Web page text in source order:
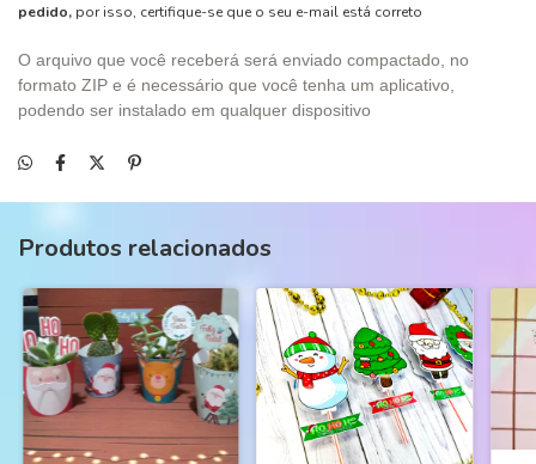
pedido, por isso, certifique-se que o seu e-mail está correto
O arquivo que você receberá será enviado compactado, no
formato ZIP e é necessário que você tenha um aplicativo,
podendo ser instalado em qualquer dispositivo
Produtos relacionados